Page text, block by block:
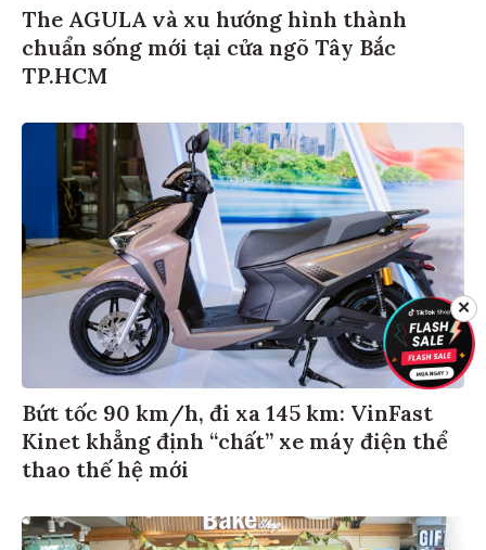
The AGULA và xu hướng hình thành
chuẩn sống mới tại cửa ngõ Tây Bắc
TP.HCM
Bứt tốc 90 km/h, đi xa 145 km: VinFast
Kinet khẳng định “chất” xe máy điện thể
thao thế hệ mới
✕